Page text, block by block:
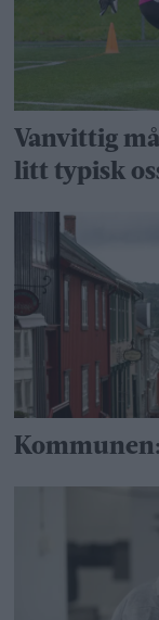
Vanvittig
litt typisk
Kommunen: